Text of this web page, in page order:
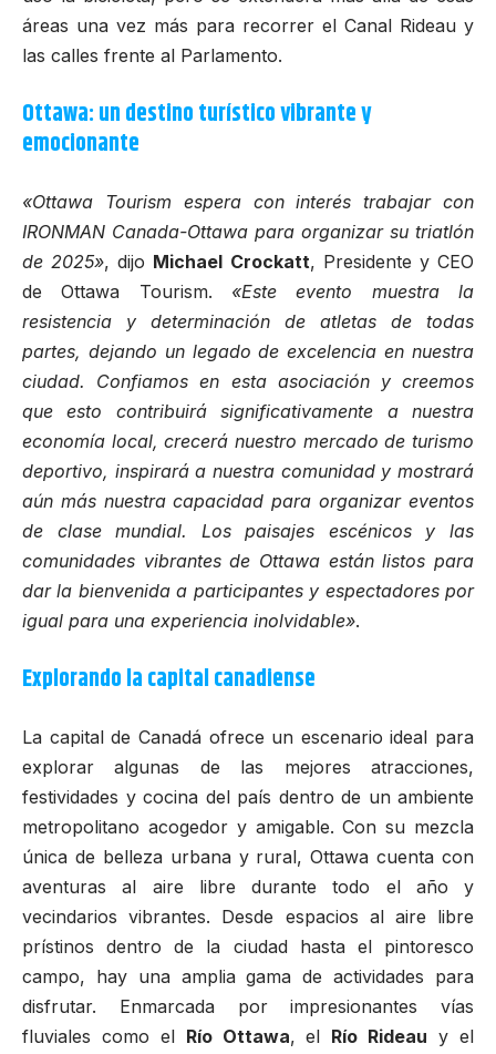
áreas una vez más para recorrer el Canal Rideau y
las calles frente al Parlamento.
Ottawa: un destino turístico vibrante y
emocionante
«Ottawa Tourism espera con interés trabajar con
IRONMAN Canada-Ottawa para organizar su triatlón
de 2025», dijo Michael Crockatt, Presidente y CEO
de Ottawa Tourism. «Este evento muestra la
resistencia y determinación de atletas de todas
partes, dejando un legado de excelencia en nuestra
ciudad. Confiamos en esta asociación y creemos
que esto contribuirá significativamente a nuestra
economía local, crecerá nuestro mercado de turismo
deportivo, inspirará a nuestra comunidad y mostrará
aún más nuestra capacidad para organizar eventos
de clase mundial. Los paisajes escénicos y las
comunidades vibrantes de Ottawa están listos para
dar la bienvenida a participantes y espectadores por
igual para una experiencia inolvidable».
Explorando la capital canadiense
La capital de Canadá ofrece un escenario ideal para
explorar algunas de las mejores atracciones,
festividades y cocina del país dentro de un ambiente
metropolitano acogedor y amigable. Con su mezcla
única de belleza urbana y rural, Ottawa cuenta con
aventuras al aire libre durante todo el año y
vecindarios vibrantes. Desde espacios al aire libre
prístinos dentro de la ciudad hasta el pintoresco
campo, hay una amplia gama de actividades para
disfrutar. Enmarcada por impresionantes vías
fluviales como el Río Ottawa, el Río Rideau y el